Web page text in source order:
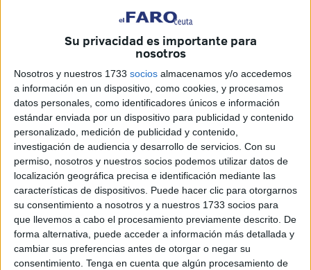
Su privacidad es importante para
nosotros
Nosotros y nuestros 1733 socios almacenamos y/o accedemos
a información en un dispositivo, como cookies, y procesamos
datos personales, como identificadores únicos e información
estándar enviada por un dispositivo para publicidad y contenido
personalizado, medición de publicidad y contenido,
investigación de audiencia y desarrollo de servicios. Con su
permiso, nosotros y nuestros socios podemos utilizar datos de
localización geográfica precisa e identificación mediante las
características de dispositivos. Puede hacer clic para otorgarnos
su consentimiento a nosotros y a nuestros 1733 socios para
que llevemos a cabo el procesamiento previamente descrito. De
forma alternativa, puede acceder a información más detallada y
cambiar sus preferencias antes de otorgar o negar su
consentimiento. Tenga en cuenta que algún procesamiento de
La unidad Atria de Salvamento Marítimo, con base en
Ceuta, ha rescatado esta madrugada a 7menores
marroquíes a bordo de una embarcación neumática. El
servicio tuvo lugar a las 3:35 horas, tal y como ha
explicado a El Faro la central de Salvamento Marítimo.
La intervención, la única de esta madrugada para la Atria,
se llevó a cabo en las inmediaciones delpuertoy los
menores fueron desembarcados en el muelle España.
La Atria fue activada para dar con el grupo y proceder a
asegurar su integridad física con el fin de trasladarlos